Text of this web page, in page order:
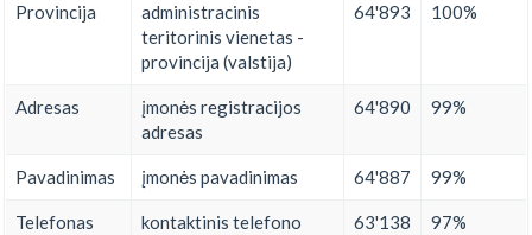
Provincija
administracinis
teritorinis vienetas -
provincija (valstija)
64'893 100%
Adresas
įmonės registracijos
adresas
64'890 99%
Pavadinimas įmonės pavadinimas 64'887 99%
Telefonas
kontaktinis telefono
63'138 97%